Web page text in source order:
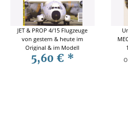
JET & PROP 4/15 Flugzeuge
von gestern & heute im
Original & im Modell
5,60 € *